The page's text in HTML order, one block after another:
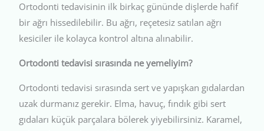
Ortodonti tedavisinin ilk birkaç gününde dişlerde hafif
bir ağrı hissedilebilir. Bu ağrı, reçetesiz satılan ağrı
kesiciler ile kolayca kontrol altına alınabilir.
Ortodonti tedavisi sırasında ne yemeliyim?
Ortodonti tedavisi sırasında sert ve yapışkan gıdalardan
uzak durmanız gerekir. Elma, havuç, fındık gibi sert
gıdaları küçük parçalara bölerek yiyebilirsiniz. Karamel,